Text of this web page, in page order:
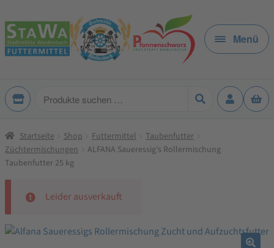
Zur
Navigation
springen
Zum
Inhalt
springen
Menü
Produkte
Startseite Shop Futtermittel
Taubenfutter
Züchtermischungen
ALFANA Saueressig’s Rollermischung
Taubenfutter 25 kg
Leider ausverkauft